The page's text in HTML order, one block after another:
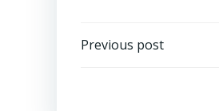
Post
Previous post